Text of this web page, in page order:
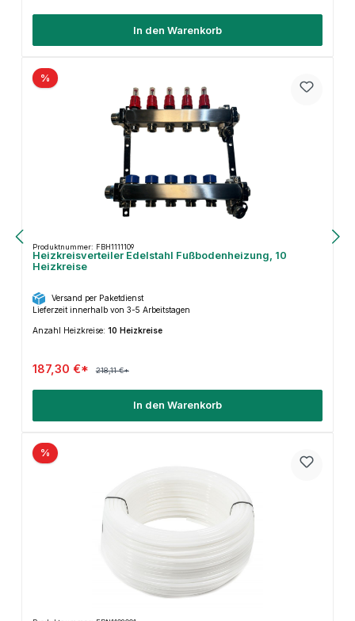
In den Warenkorb
%
Produktnummer: FBH1111109
Heizkreisverteiler Edelstahl Fußbodenheizung, 10
Heizkreise
Versand per Paketdienst
Lieferzeit innerhalb von 3-5 Arbeitstagen
Anzahl Heizkreise: 10 Heizkreise
187,30 €* 218,11 €*
In den Warenkorb
%